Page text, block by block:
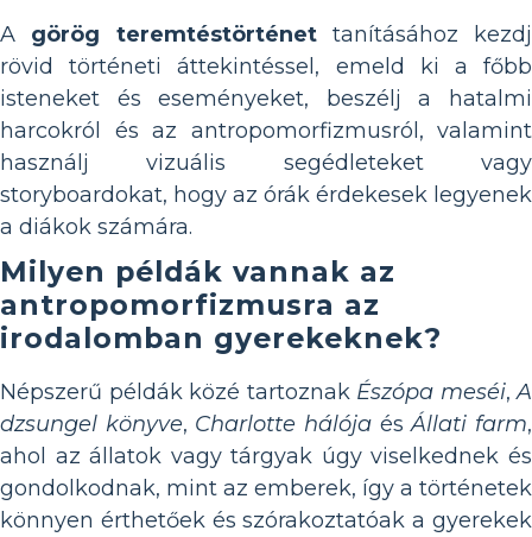
A görög teremtéstörténettanításához kezdj
rövid történeti áttekintéssel, emeld ki a főbb
isteneket és eseményeket, beszélj a hatalmi
harcokról és az antropomorfizmusról, valamint
használj vizuális segédleteket vagy
storyboardokat, hogy az órák érdekesek legyenek
a diákok számára.
Milyen példák vannak az
antropomorfizmusra az
irodalomban gyerekeknek?
Népszerű példák közé tartoznak Észópa meséi,A
dzsungel könyve, Charlotte hálója ésÁllati farm,
ahol az állatok vagy tárgyak úgy viselkednek és
gondolkodnak, mint az emberek, így a történetek
könnyen érthetőek és szórakoztatóak a gyerekek